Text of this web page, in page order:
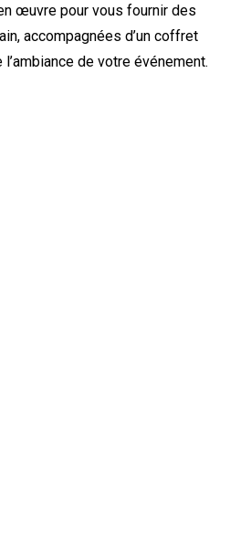
œuvre pour vous fournir des
accompagnées d’un coffret
de votre événement.